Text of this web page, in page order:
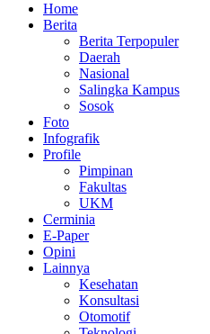
Home
Berita
Berita Terpopuler
Daerah
Nasional
Salingka Kampus
Sosok
Foto
Infografik
Profile
Pimpinan
Fakultas
UKM
Cerminia
E-Paper
Opini
Lainnya
Kesehatan
Konsultasi
Otomotif